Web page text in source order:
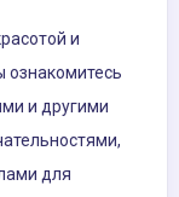
и
ознакомитесь
и другими
для